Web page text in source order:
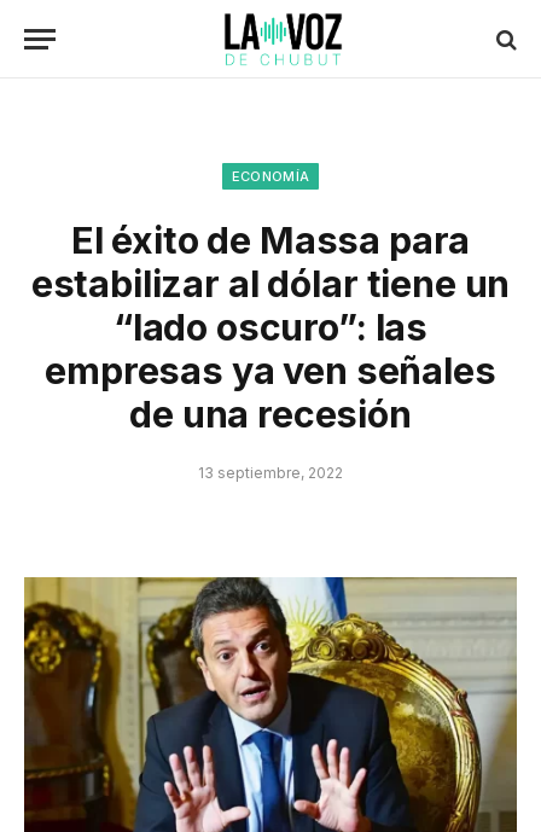
ECONOMÍA
El éxito de Massa para
estabilizar al dólar tiene un
“lado oscuro”: las
empresas ya ven señales
de una recesión
13 septiembre, 2022